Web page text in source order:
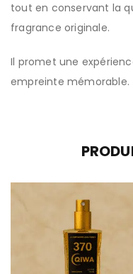
tout en conservant la
fragrance originale.
Il promet une
empreinte mémorable.